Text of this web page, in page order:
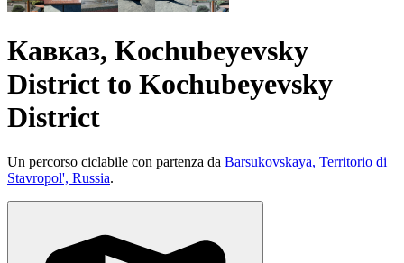
Кавказ, Kochubeyevsky
District to Kochubeyevsky
District
Un percorso ciclabile con partenza da Barsukovskaya, Territorio di
Stavropol', Russia.